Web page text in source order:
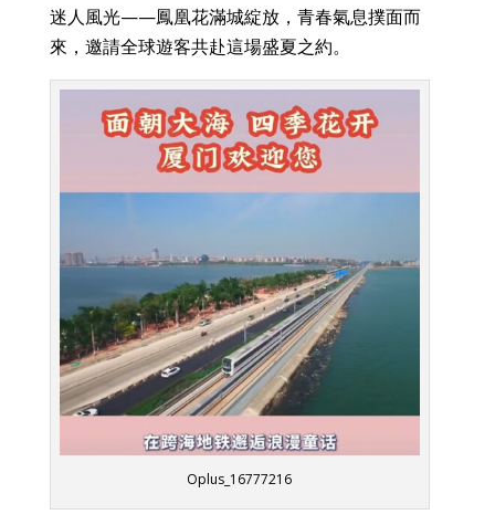
迷人風光——鳳凰花滿城綻放，青春氣息撲面而
來，邀請全球遊客共赴這場盛夏之約。
Oplus_16777216